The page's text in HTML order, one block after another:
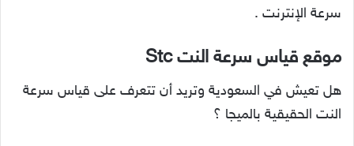
سرعة الإنترنت .
موقع قياس سرعة النت Stc
هل تعيش في السعودية وتريد أن تتعرف على قياس سرعة
النت الحقيقية بالميجا ؟